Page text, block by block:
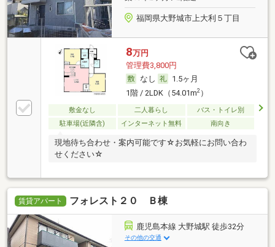
福岡県大野城市上大利５丁目
8万円
管理費3,800円
なし
1.5ヶ月
1階 / 2LDK（54.01m2）
敷金なし 二人暮らし
バス・トイレ別
駐車場(近隣含)
インターネット無料 南向き
現地待ち合わせ・案内可能です☆お気軽にお問い合わ
せください☆
賃貸アパート フォレスト２０ Ｂ棟
鹿児島本線 大野城駅 徒歩32分
その他の交通